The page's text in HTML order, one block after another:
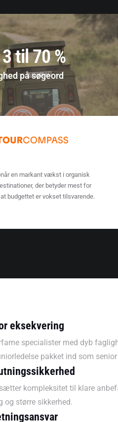
til 70 %
på søgeord
enmarkant vækst i organisk
der betyder mest for
budgettet er vokset tilsvarende.
eksekvering
specialister med dyb
pakket ind som
kompleksitet til klare
og større sikkerhed.